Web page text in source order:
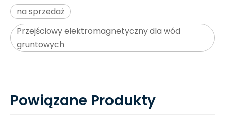
na sprzedaż
Przejściowy elektromagnetyczny dla wód
gruntowych
Powiązane Produkty